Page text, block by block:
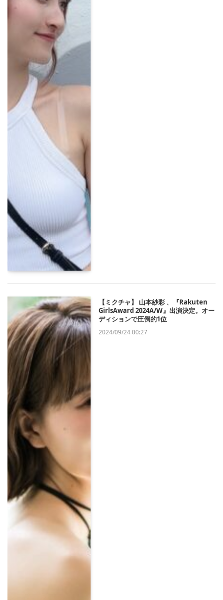
【ミクチャ】 山本紗彩 、『Rakuten
GirlsAward 2024A/W』出演決定。オー
ディションで圧倒的1位
2024/09/24 00:27